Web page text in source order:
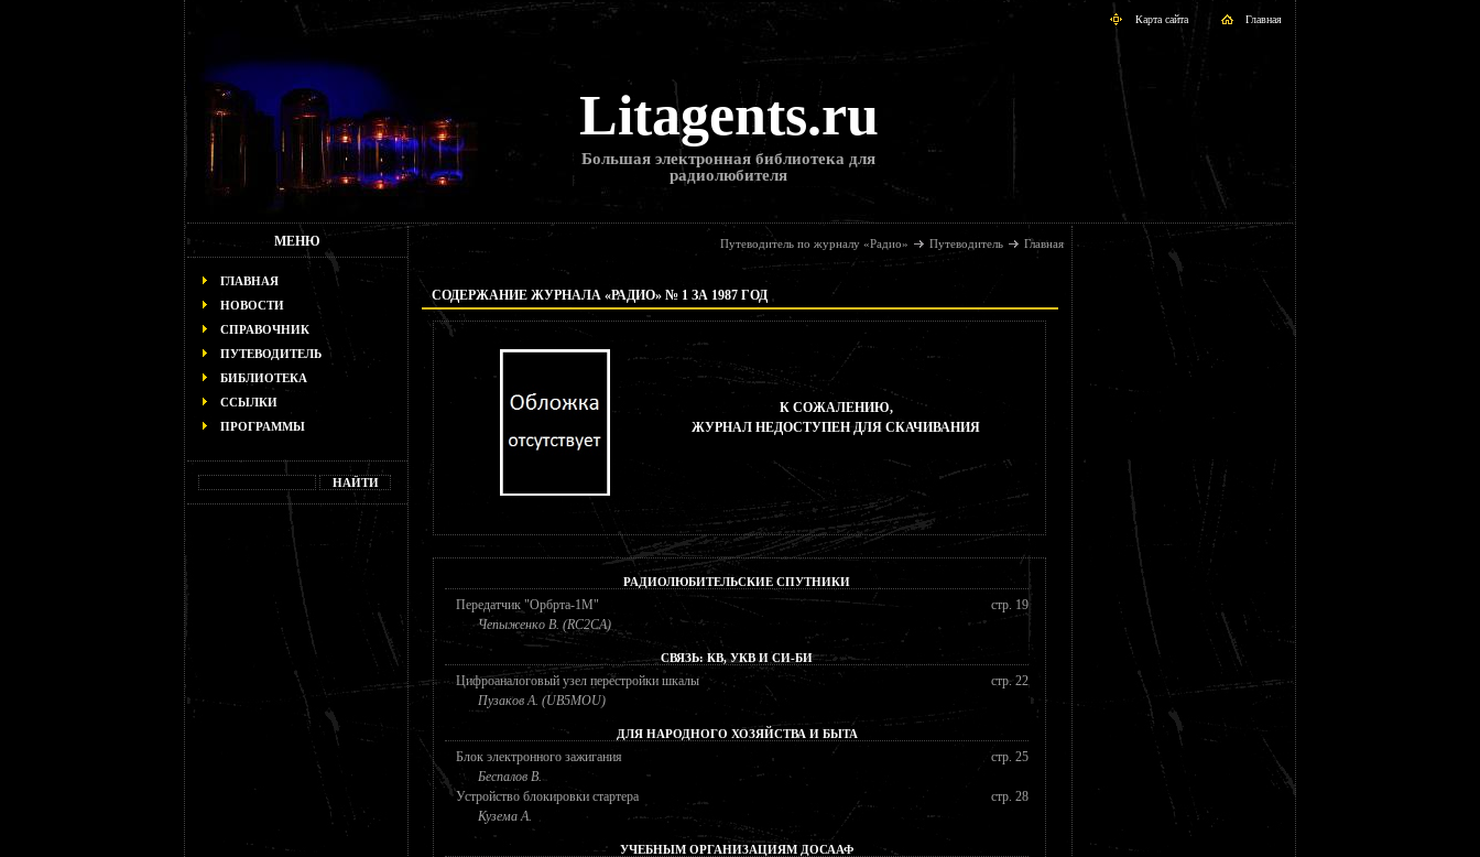
Главная
Карта сайта
Litagents.ru
Большая электронная библиотека для
радиолюбителя
МЕНЮ
ГЛАВНАЯ
НОВОСТИ
СПРАВОЧНИК
ПУТЕВОДИТЕЛЬ
БИБЛИОТЕКА
ССЫЛКИ
ПРОГРАММЫ
Путеводитель по журналу «Радио» Путеводитель Главная
СОДЕРЖАНИЕ ЖУРНАЛА «РАДИО» № 1 ЗА 1987 ГОД
К СОЖАЛЕНИЮ,
ЖУРНАЛ НЕДОСТУПЕН ДЛЯ СКАЧИВАНИЯ
РАДИОЛЮБИТЕЛЬСКИЕ СПУТНИКИ
Передатчик "Орбрта-1М"
Чепыженко В. (RC2CA)
стр. 19
СВЯЗЬ: КВ, УКВ И СИ-БИ
Цифроаналоговый узел перестройки шкалы
Пузаков А. (UB5MOU)
стр. 22
ДЛЯ НАРОДНОГО ХОЗЯЙСТВА И БЫТА
Блок электронного зажигания
Беспалов В.
стр. 25
Устройство блокировки стартера
Кузема А.
стр. 28
УЧЕБНЫМ ОРГАНИЗАЦИЯМ ДОСААФ